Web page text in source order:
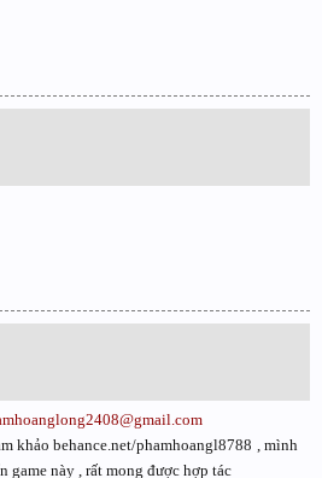
khảo behance.net/phamhoangl8788 , mình
game này , rất mong được hợp tác